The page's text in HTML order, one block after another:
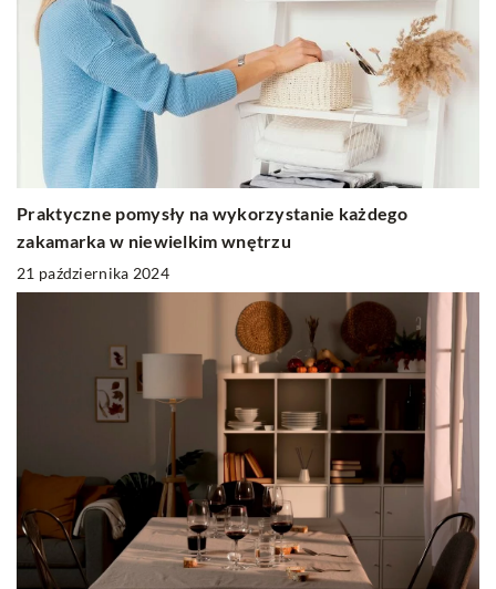
Praktyczne pomysły na wykorzystanie każdego
zakamarka w niewielkim wnętrzu
21 października 2024